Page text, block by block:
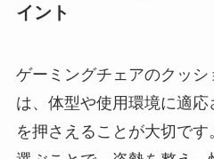
イント
ゲーミングチェアのクッ
は、体型や使用環境に適応
を押さえることが大切で